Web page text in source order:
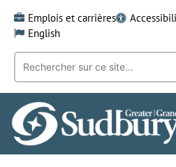
content
Emplois et carrières
English
Recherche
mot-
clé: